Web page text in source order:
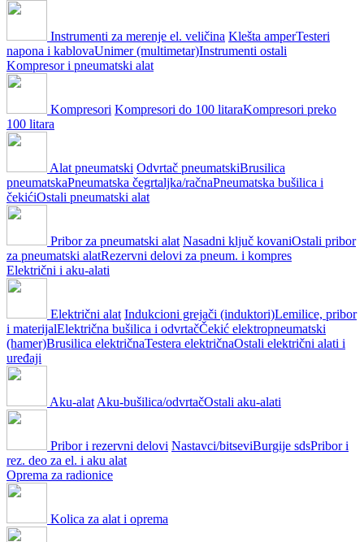
Instrumenti za merenje el. veličina Klešta amperTesteri
napona i kablovaUnimer (multimetar)Instrumenti ostali
Kompresor i pneumatski alat
Kompresori Kompresori do 100 litaraKompresori preko
100 litara
Alat pneumatski Odvrtač pneumatskiBrusilica
pneumatskaPneumatska čegrtaljka/račnaPneumatska bušilica i
čekićiOstali pneumatski alat
Pribor za pneumatski alat Nasadni ključ kovaniOstali pribor
za pneumatski alatRezervni delovi za pneum. i kompres
Električni i aku-alati
Električni alat Indukcioni grejači (induktori)Lemilice, pribor
i materijalElektrična bušilica i odvrtačČekić elektropneumatski
(hamer)Brusilica električnaTestera električnaOstali električni alati i
uređaji
Aku-alat Aku-bušilica/odvrtačOstali aku-alati
Pribor i rezervni delovi Nastavci/bitseviBurgije sdsPribor i
rez. deo za el. i aku alat
Oprema za radionice
Kolica za alat i oprema